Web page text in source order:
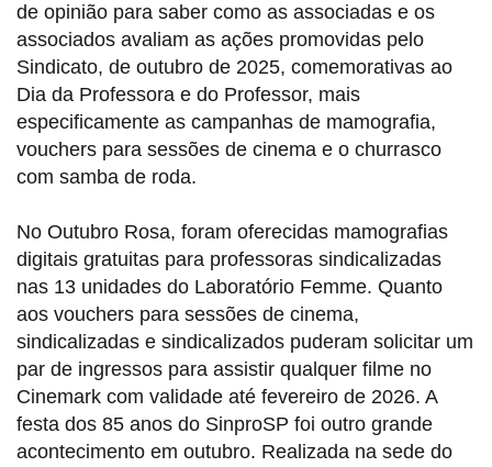
de opinião para saber como as associadas e os
associados avaliam as ações promovidas pelo
Sindicato, de outubro de 2025, comemorativas ao
Dia da Professora e do Professor, mais
especificamente as campanhas de mamografia,
vouchers para sessões de cinema e o churrasco
com samba de roda.
No Outubro Rosa, foram oferecidas mamografias
digitais gratuitas para professoras sindicalizadas
nas 13 unidades do Laboratório Femme. Quanto
aos vouchers para sessões de cinema,
sindicalizadas e sindicalizados puderam solicitar um
par de ingressos para assistir qualquer filme no
Cinemark com validade até fevereiro de 2026. A
festa dos 85 anos do SinproSP foi outro grande
acontecimento em outubro. Realizada na sede do